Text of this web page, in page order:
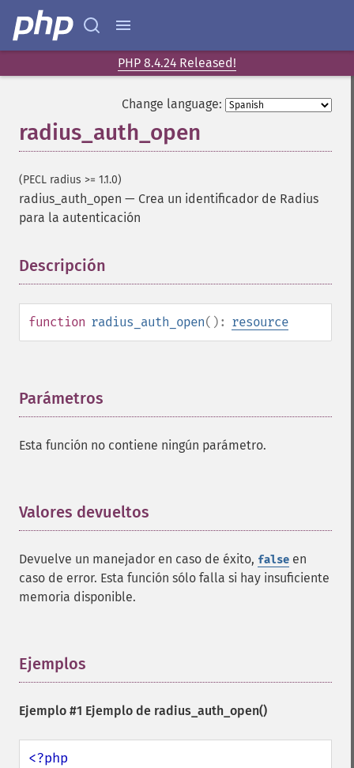
PHP 8.4.24 Released!
Change language:
radius_auth_open
(PECL radius >= 1.1.0)
radius_auth_open — Crea un identificador de Radius
para la autenticación
Descripción
function radius_auth_open(): resource
Parámetros
Esta función no contiene ningún parámetro.
Valores devueltos
Devuelve un manejador en caso de éxito, false en
caso de error. Esta función sólo falla si hay insuficiente
memoria disponible.
Ejemplos
Ejemplo #1 Ejemplo de radius_auth_open()
<?php